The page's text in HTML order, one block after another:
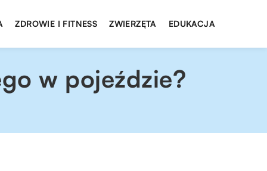
ZDROWIE I FITNESS ZWIERZĘTA EDUKACJA
w pojeździe?